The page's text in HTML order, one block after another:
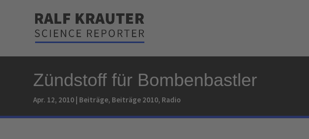
Zündstoff für Bombenbastler
Apr. 12, 2010 | Beiträge, Beiträge 2010, Radio